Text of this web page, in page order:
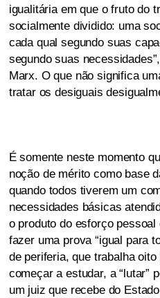
igualitária em que o fruto do
socialmente dividido: uma
cada qual segundo suas
segundo suas
Marx. O que não significa
tratar os desiguais
É somente neste momento
noção de mérito como base
quando todos tiverem um
necessidades básicas
o produto do esforço
fazer uma prova “igual para
de periferia, que trabalha
começar a estudar, a “lutar”
um juiz que recebe do